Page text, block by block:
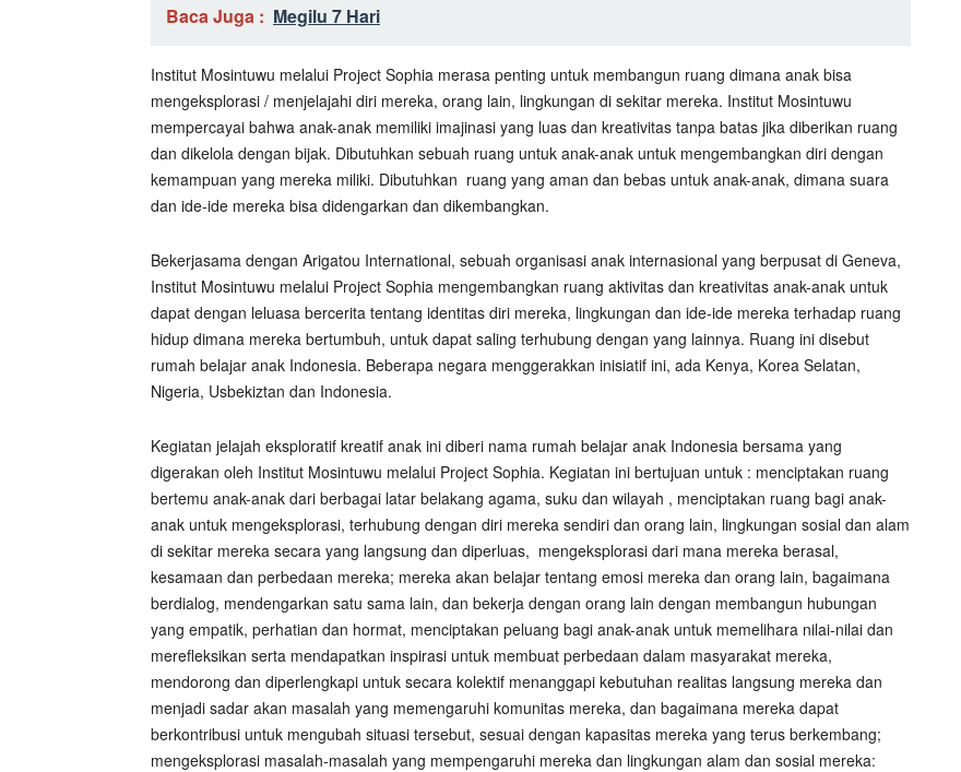
Baca Juga : Megilu 7 Hari
Institut Mosintuwu melalui Project Sophia merasa penting untuk membangun ruang dimana anak bisa
mengeksplorasi / menjelajahi diri mereka, orang lain, lingkungan di sekitar mereka. Institut Mosintuwu
mempercayai bahwa anak-anak memiliki imajinasi yang luas dan kreativitas tanpa batas jika diberikan ruang
dan dikelola dengan bijak. Dibutuhkan sebuah ruang untuk anak-anak untuk mengembangkan diri dengan
kemampuan yang mereka miliki. Dibutuhkan ruang yang aman dan bebas untuk anak-anak, dimana suara
dan ide-ide mereka bisa didengarkan dan dikembangkan.
Bekerjasama dengan Arigatou International, sebuah organisasi anak internasional yang berpusat di Geneva,
Institut Mosintuwu melalui Project Sophia mengembangkan ruang aktivitas dan kreativitas anak-anak untuk
dapat dengan leluasa bercerita tentang identitas diri mereka, lingkungan dan ide-ide mereka terhadap ruang
hidup dimana mereka bertumbuh, untuk dapat saling terhubung dengan yang lainnya. Ruang ini disebut
rumah belajar anak Indonesia. Beberapa negara menggerakkan inisiatif ini, ada Kenya, Korea Selatan,
Nigeria, Usbekiztan dan Indonesia.
Kegiatan jelajah eksploratif kreatif anak ini diberi nama rumah belajar anak Indonesia bersama yang
digerakan oleh Institut Mosintuwu melalui Project Sophia. Kegiatan ini bertujuan untuk : menciptakan ruang
bertemu anak-anak dari berbagai latar belakang agama, suku dan wilayah , menciptakan ruang bagi anak-
anak untuk mengeksplorasi, terhubung dengan diri mereka sendiri dan orang lain, lingkungan sosial dan alam
di sekitar mereka secara yang langsung dan diperluas, mengeksplorasi dari mana mereka berasal,
kesamaan dan perbedaan mereka; mereka akan belajar tentang emosi mereka dan orang lain, bagaimana
berdialog, mendengarkan satu sama lain, dan bekerja dengan orang lain dengan membangun hubungan
yang empatik, perhatian dan hormat, menciptakan peluang bagi anak-anak untuk memelihara nilai-nilai dan
merefleksikan serta mendapatkan inspirasi untuk membuat perbedaan dalam masyarakat mereka,
mendorong dan diperlengkapi untuk secara kolektif menanggapi kebutuhan realitas langsung mereka dan
menjadi sadar akan masalah yang memengaruhi komunitas mereka, dan bagaimana mereka dapat
berkontribusi untuk mengubah situasi tersebut, sesuai dengan kapasitas mereka yang terus berkembang;
mengeksplorasi masalah-masalah yang mempengaruhi mereka dan lingkungan alam dan sosial mereka: